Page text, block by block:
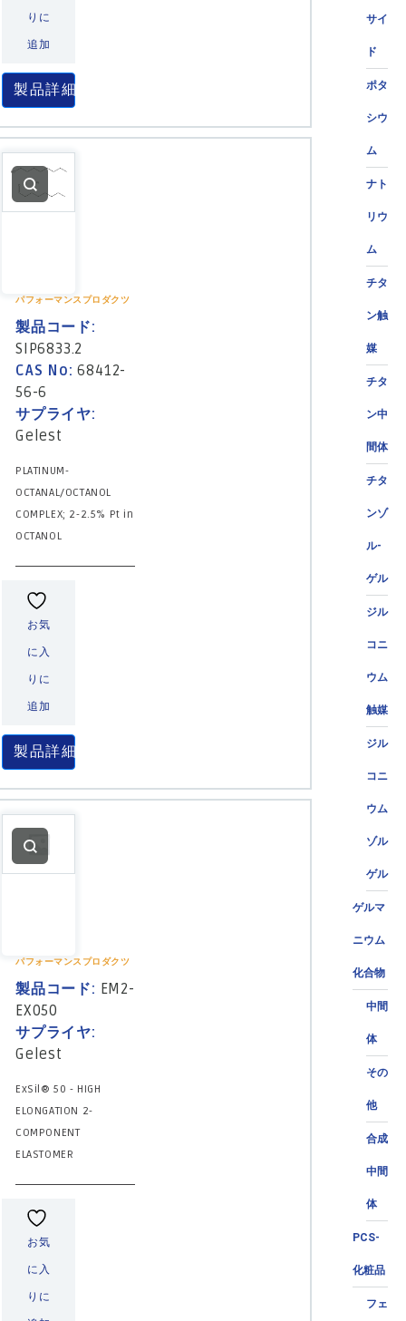
サイ
ド
ポタ
シウ
ム
ナト
リウ
ム
チタ
ン触
媒
チタ
ン中
間体
チタ
ンゾ
ル-
ゲル
ジル
コニ
ウム
触媒
ジル
コニ
ウム
ゾル
ゲル
ゲルマ
ニウム
化合物
中間
体
その
他
合成
中間
体
PCS-
化粧品
フェ
りに
追加
製品詳細
パフォーマンスプロダクツ
製品コード:
SIP6833.2
CAS No:68412-
56-6
サプライヤ:
Gelest
PLATINUM-
OCTANAL/OCTANOL
COMPLEX; 2-2.5% Pt in
OCTANOL
お気
に入
りに
追加
製品詳細
パフォーマンスプロダクツ
製品コード: EM2-
EX050
サプライヤ:
Gelest
ExSil® 50 - HIGH
ELONGATION 2-
COMPONENT
ELASTOMER
お気
に入
りに